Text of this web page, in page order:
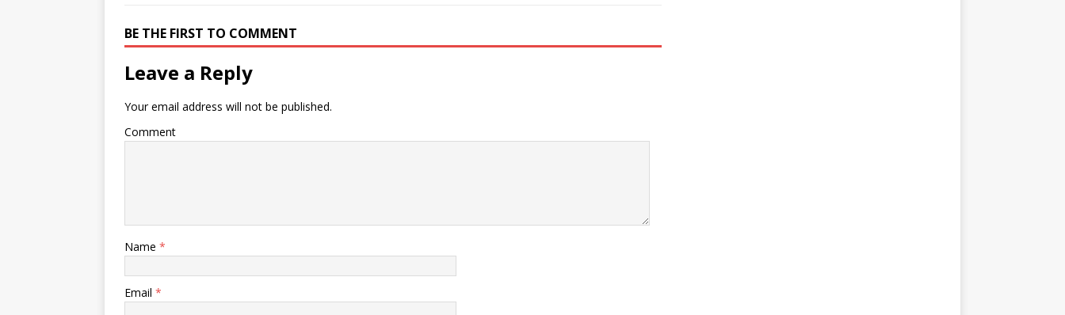
BE THE FIRST TO COMMENT
Leave a Reply
Your email address will not be published.
Comment
Name *
Email *